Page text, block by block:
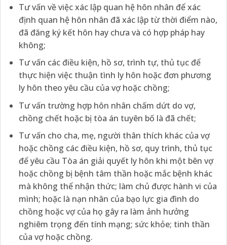
Tư vấn về việc xác lập quan hệ hôn nhân để xác
định quan hệ hôn nhân đã xác lập từ thời điểm nào,
đã đăng ký kết hôn hay chưa và có hợp pháp hay
không;
Tư vấn các điều kiện, hồ sơ, trình tự, thủ tục để
thực hiện việc thuận tình ly hôn hoặc đơn phương
ly hôn theo yêu cầu của vợ hoặc chồng;
Tư vấn trường hợp hôn nhân chấm dứt do vợ,
chồng chết hoặc bị tòa án tuyên bố là đã chết;
Tư vấn cho cha, mẹ, người thân thích khác của vợ
hoặc chồng các điều kiện, hồ sơ, quy trình, thủ tục
để yêu cầu Tòa án giải quyết ly hôn khi một bên vợ
hoặc chồng bị bệnh tâm thần hoặc mắc bệnh khác
mà không thể nhận thức; làm chủ được hành vi của
mình; hoặc là nạn nhân của bạo lực gia đình do
chồng hoặc vợ của họ gây ra làm ảnh hưởng
nghiêm trọng đến tính mạng; sức khỏe; tinh thần
của vợ hoặc chồng.